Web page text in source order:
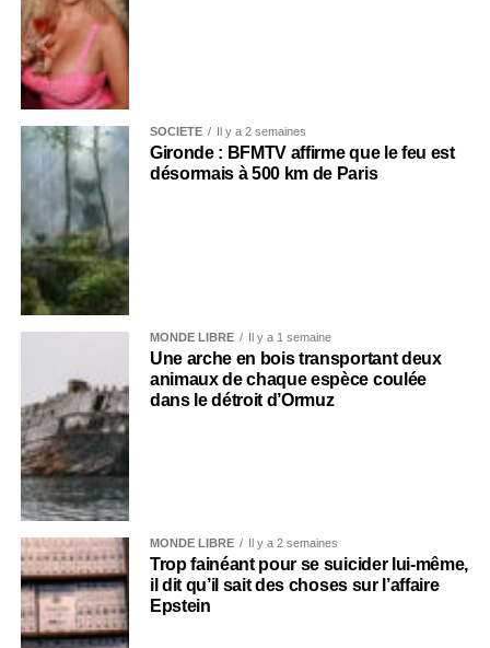
SOCIÉTÉ Il y a 2 semaines
Gironde : BFMTV affirme que le feu est
désormais à 500 km de Paris
MONDE LIBRE Il y a 1 semaine
Une arche en bois transportant deux
animaux de chaque espèce coulée
dans le détroit d’Ormuz
MONDE LIBRE Il y a 2 semaines
Trop fainéant pour se suicider lui-même,
il dit qu’il sait des choses sur l’affaire
Epstein